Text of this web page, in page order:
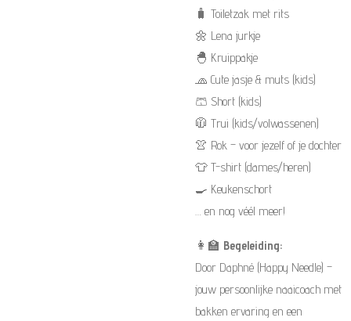
🧳 Toiletzak met rits
🌼 Lena jurkje
🐣 Kruippakje
🧢 Cute jasje & muts (kids)
🩳 Short (kids)
🧥 Trui (kids/volwassenen)
👚 Rok – voor jezelf of je dochter
👕 T-shirt (dames/heren)
🍳 Keukenschort
… en nog véél meer!
👩‍🏫 Begeleiding:
Door Daphné (Happy Needle) –
jouw persoonlijke naaicoach met
bakken ervaring en een